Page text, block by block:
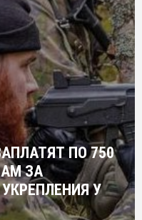
ПО 750
ЗА
У